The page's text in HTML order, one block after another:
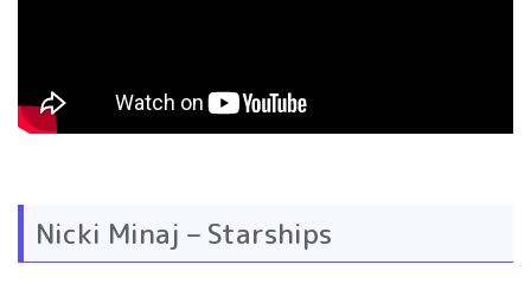
Nicki Minaj – Starships